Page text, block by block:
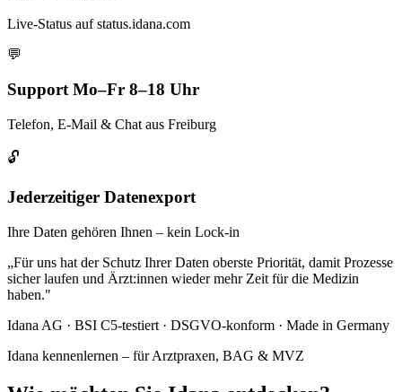
Live-Status auf status.idana.com
💬
Support Mo–Fr 8–18 Uhr
Telefon, E-Mail & Chat aus Freiburg
🔓
Jederzeitiger Datenexport
Ihre Daten gehören Ihnen – kein Lock-in
„Für uns hat der Schutz Ihrer Daten oberste Priorität, damit Prozesse
sicher laufen und Ärzt:innen wieder mehr Zeit für die Medizin
haben."
Idana AG · BSI C5-testiert · DSGVO-konform · Made in Germany
Idana kennenlernen – für Arztpraxen, BAG & MVZ